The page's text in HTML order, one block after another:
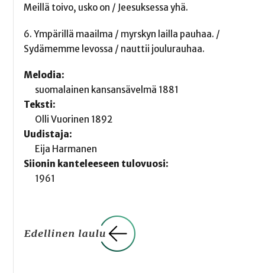
Meillä toivo, usko on / Jeesuksessa yhä.
6. Ympärillä maailma / myrskyn lailla pauhaa. /
Sydämemme levossa / nauttii joulurauhaa.
Melodia:
suomalainen kansansävelmä 1881
Teksti:
Olli Vuorinen 1892
Uudistaja:
Eija Harmanen
Siionin kanteleeseen tulovuosi:
1961